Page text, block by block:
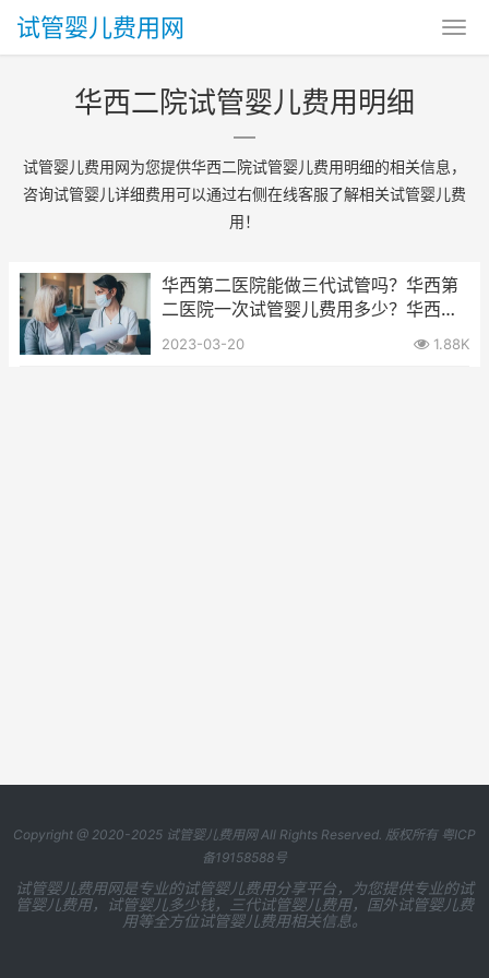
试管婴儿费用网
华西二院试管婴儿费用明细
试管婴儿费用网为您提供华西二院试管婴儿费用明细的相关信息，
咨询试管婴儿详细费用可以通过右侧在线客服了解相关试管婴儿费
用！
华西第二医院能做三代试管吗？华西第
二医院一次试管婴儿费用多少？华西二
院试管婴儿费用明细
2023-03-20 1.88K
Copyright @ 2020-2025 试管婴儿费用网All Rights Reserved. 版权所有 粤ICP
备19158588号
试管婴儿费用网是专业的试管婴儿费用分享平台，为您提供专业的试
管婴儿费用，试管婴儿多少钱，三代试管婴儿费用，国外试管婴儿费
用等全方位试管婴儿费用相关信息。